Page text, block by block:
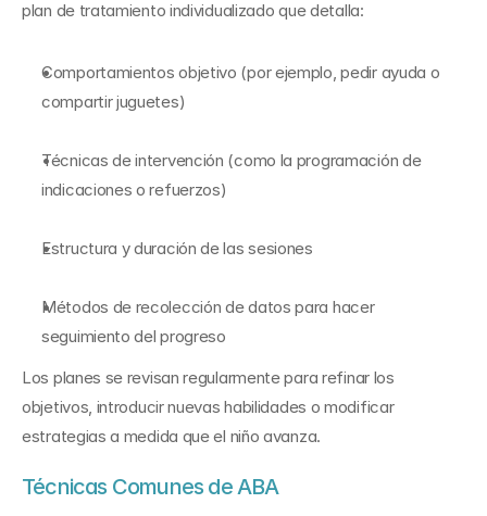
plan de tratamiento individualizado que detalla:
Comportamientos objetivo (por ejemplo, pedir ayuda o
compartir juguetes)
Técnicas de intervención (como la programación de
indicaciones o refuerzos)
Estructura y duración de las sesiones
Métodos de recolección de datos para hacer
seguimiento del progreso
Los planes se revisan regularmente para refinar los
objetivos, introducir nuevas habilidades o modificar
estrategias a medida que el niño avanza.
Técnicas Comunes de ABA